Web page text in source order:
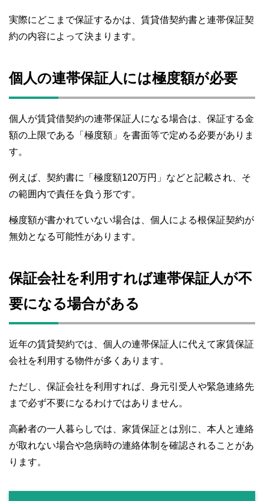
実際にどこまで保証するかは、賃貸借契約書と連帯保証契
約の内容によって決まります。
個人の連帯保証人には極度額が必要
個人が賃貸借契約の連帯保証人になる場合は、保証する金
額の上限である「極度額」を書面等で定める必要がありま
す。
例えば、契約書に「極度額120万円」などと記載され、そ
の範囲内で責任を負う形です。
極度額が書かれていない場合は、個人による根保証契約が
無効となる可能性があります。
保証会社を利用すれば連帯保証人が不
要になる場合がある
近年の賃貸契約では、個人の連帯保証人に代えて家賃保証
会社を利用する物件が多くあります。
ただし、保証会社を利用すれば、身元引受人や緊急連絡先
まで必ず不要になるわけではありません。
高齢者の一人暮らしでは、家賃保証とは別に、本人と連絡
が取れない場合や急病時の連絡体制を確認されることがあ
ります。